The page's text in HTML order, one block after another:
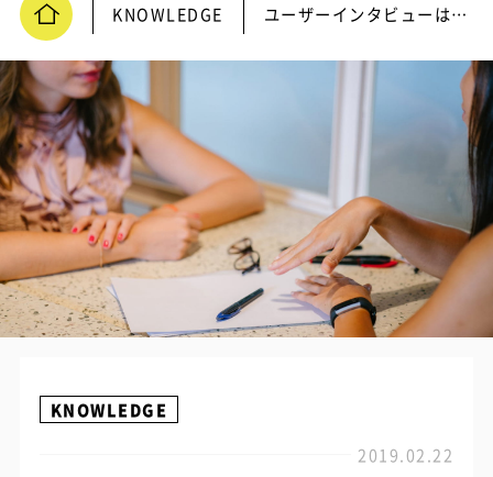
KNOWLEDGE ユーザーインタビューは意味がない？マーケを加速する3つの話
KNOWLEDGE
2019.02.22